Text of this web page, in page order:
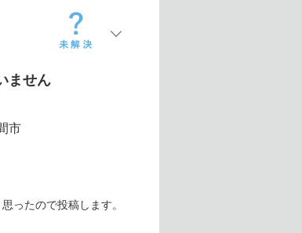
ません
市
ったので投稿します。